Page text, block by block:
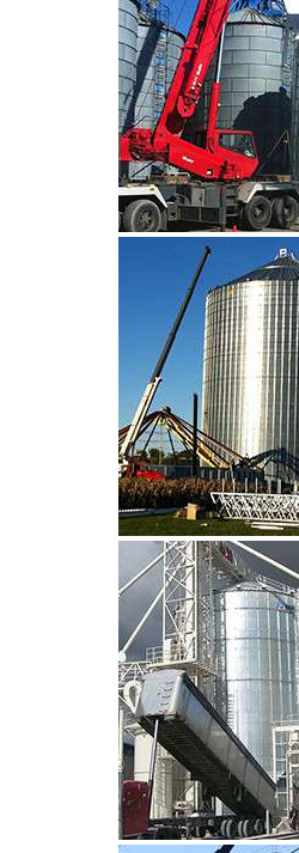
CLIQUEZ POUR
CLIQUEZ POUR
CLIQUEZ POUR